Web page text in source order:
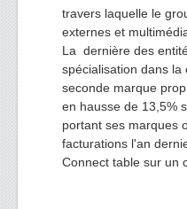
travers laquelle le
externes et
La dernière des
spécialisation dans
seconde marque
en hausse de 13,5%
portant ses marques
facturations l'an
Connect table sur un